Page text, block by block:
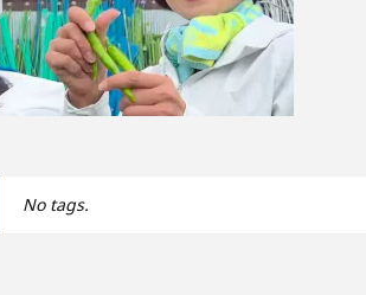
No tags.